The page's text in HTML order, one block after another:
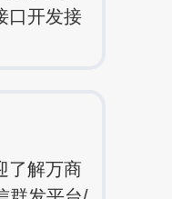
口开发接
了解万商